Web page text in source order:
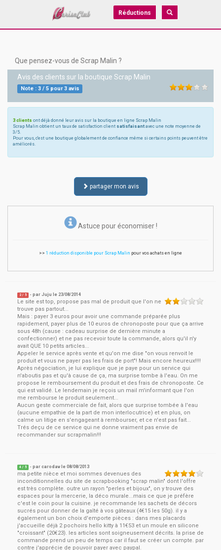
Réductions
Que pensez-vous de Scrap Malin ?
Avis des clients sur la boutique Scrap Malin
Note : 3/ 5pour3avis
3 clients ont déjà donné leur avis sur la boutique en ligne Scrap Malin
Scrap Malin obtient un taux de satisfaction client satisfaisant avec une note moyenne de
3/5.
Pour vous, c'est une boutique globalement de confiance même si certains points peuvent être
améliorés.
partager mon avis
Astuce pour économiser !
>> 1 réduction disponible pour Scrap Malin pour vos achats en ligne
2 / 5 - par Juju le 23/08/2014
Le site est top, propose pas mal de produit que l'on ne
trouve pas partout...
Mais : payer 3 euros pour avoir une commande préparée plus
rapidement, payer plus de 10 euros de chronoposte pour que ça arrive
sous 48h (cause : cadeau surprise de dernière minute a
confectionner) et ne pas recevoir toute la commande, alors qu'il n'y
avait QUE 10 petits articles...
Appeler le service après vente et qu'on me dise "on vous renvoit le
produit et vous ne payer pas les frais de port"! Mais encore heureux!!!!
Après négociation, je lui explique que je paye pour un service qui
n'aboutis pas et qu'à cause de ça, ma surprise tombe à l'eau. On me
propose le remboursement du produit et des frais de chronoposte. Ce
qui est validé. Le lendemain je reçois un mail m'informant que l'on
me rembourse le produit seulement...
Aucun geste commerciale de fait, alors que surprise tombée à l'eau
(aucune empathie de la part de mon interlocutrice) et en plus, on
calme un litige en s'engageant à rembourser, et ce n'est pas fait...
Trés deçu de ce service qui ne donne vraiment pas envie de
recommander sur scrapmalin!!!
4 / 5 - parcarodav le08/08/2013
ma petite nièce et moi sommes devenues des
inconditionnelles du site de scrapbooking "scrap malin" dont l'offre
est très complète. outre un rayon "perles et bijoux", on y trouve des
espaces pour la mercerie, la déco murale...mais ce que je préfère
c'est le coin pour la cuisine. je recommande les sachets de décors
sucrés pour donner de la gaîté à vos gâteaux (4€15 les 50g). il y a
également un bon choix d'emporte pièces : dans mes placards
j'accueille déjà 2 pochoirs hello kitty à 11€53 et un moule en silicone
"croissant" (20€23). les articles sont soigneusement décrits. la prise de
commande prend un peu de temps car il faut se créer un compte. par
contre j'apprécie de pouvoir payer avec paypal.